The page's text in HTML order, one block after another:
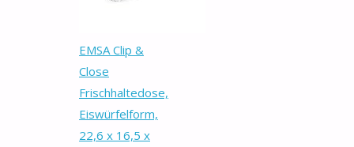
EMSA Clip &
Close
Frischhaltedose,
Eiswürfelform,
22,6 x 16,5 x